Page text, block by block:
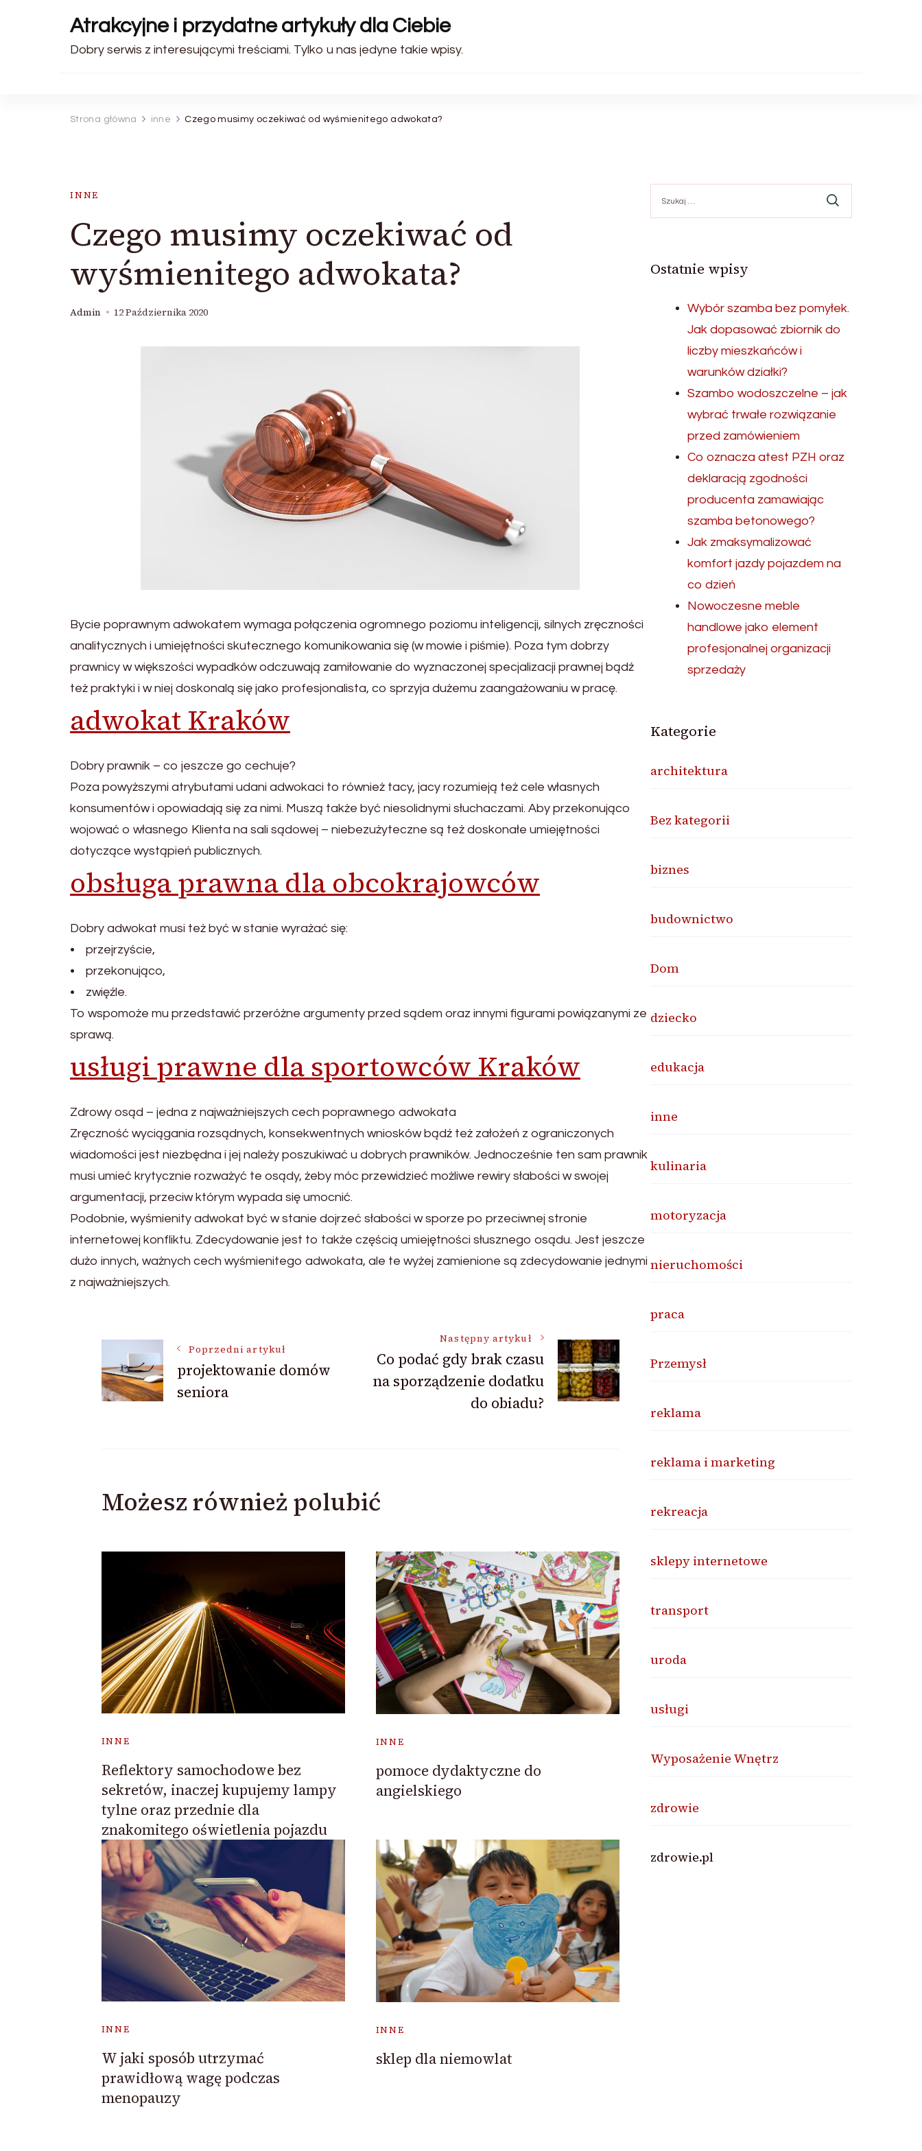
Atrakcyjne i przydatne artykuły dla Ciebie
Dobry serwis z interesującymi treściami. Tylko u nas jedyne takie wpisy.
Strona główna inne Czego musimy oczekiwać od wyśmienitego adwokata?
INNE
Czego musimy oczekiwać od
wyśmienitego adwokata?
Admin 12 Października 2020
Bycie poprawnym adwokatem wymaga połączenia ogromnego poziomu inteligencji, silnych zręczności
analitycznych i umiejętności skutecznego komunikowania się (w mowie i piśmie). Poza tym dobrzy
prawnicy w większości wypadków odczuwają zamiłowanie do wyznaczonej specjalizacji prawnej bądź
też praktyki i w niej doskonalą się jako profesjonalista, co sprzyja dużemu zaangażowaniu w pracę.
adwokat Kraków
Dobry prawnik – co jeszcze go cechuje?
Poza powyższymi atrybutami udani adwokaci to również tacy, jacy rozumieją też cele własnych
konsumentów i opowiadają się za nimi. Muszą także być niesolidnymi słuchaczami. Aby przekonująco
wojować o własnego Klienta na sali sądowej – niebezużyteczne są też doskonałe umiejętności
dotyczące wystąpień publicznych.
obsługa prawna dla obcokrajowców
Dobry adwokat musi też być w stanie wyrażać się:
• przejrzyście,
• przekonująco,
• zwięźle.
To wspomoże mu przedstawić przeróżne argumenty przed sądem oraz innymi figurami powiązanymi ze
sprawą.
usługi prawne dla sportowców Kraków
Zdrowy osąd – jedna z najważniejszych cech poprawnego adwokata
Zręczność wyciągania rozsądnych, konsekwentnych wniosków bądź też założeń z ograniczonych
wiadomości jest niezbędna i jej należy poszukiwać u dobrych prawników. Jednocześnie ten sam prawnik
musi umieć krytycznie rozważyć te osądy, żeby móc przewidzieć możliwe rewiry słabości w swojej
argumentacji, przeciw którym wypada się umocnić.
Podobnie, wyśmienity adwokat być w stanie dojrzeć słabości w sporze po przeciwnej stronie
internetowej konfliktu. Zdecydowanie jest to także częścią umiejętności słusznego osądu. Jest jeszcze
dużo innych, ważnych cech wyśmienitego adwokata, ale te wyżej zamienione są zdecydowanie jednymi
z najważniejszych.
Nawigacja
wpisu
Poprzedni artykuł
projektowanie domów
seniora
Następny artykuł
Co podać gdy brak czasu
na sporządzenie dodatku
do obiadu?
Możesz również polubić
INNE
Reflektory samochodowe bez
sekretów, inaczej kupujemy lampy
tylne oraz przednie dla
znakomitego oświetlenia pojazdu
INNE
pomoce dydaktyczne do
angielskiego
INNE
W jaki sposób utrzymać
prawidłową wagę podczas
menopauzy
INNE
sklep dla niemowlat
Ostatnie wpisy
Wybór szamba bez pomyłek.
Jak dopasować zbiornik do
liczby mieszkańców i
warunków działki?
Szambo wodoszczelne – jak
wybrać trwałe rozwiązanie
przed zamówieniem
Co oznacza atest PZH oraz
deklaracją zgodności
producenta zamawiając
szamba betonowego?
Jak zmaksymalizować
komfort jazdy pojazdem na
co dzień
Nowoczesne meble
handlowe jako element
profesjonalnej organizacji
sprzedaży
Kategorie
architektura
Bez kategorii
biznes
budownictwo
Dom
dziecko
edukacja
inne
kulinaria
motoryzacja
nieruchomości
praca
Przemysł
reklama
reklama i marketing
rekreacja
sklepy internetowe
transport
uroda
usługi
Wyposażenie Wnętrz
zdrowie
zdrowie.pl